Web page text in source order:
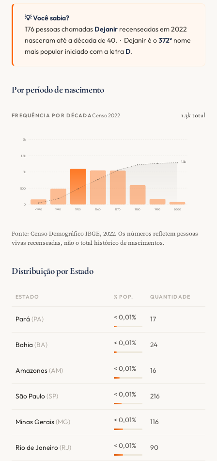
💡 Você sabia?
176 pessoas chamadas Dejanir recenseadas em 2022
nasceram até a década de 40. · Dejanir é o372º nome
mais popular iniciado com a letra D.
Por período de nascimento
FREQUÊNCIA POR DÉCADACenso 2022 1.3k total
0
500
1k
1.5k
2k
<1940 1940 1950 1960 1970 1980 1990 2000
1.3k
Fonte: Censo Demográfico IBGE, 2022. Os números refletem pessoas
vivas recenseadas, não o total histórico de nascimentos.
Distribuição por Estado
ESTADO % POP. QUANTIDADE
Pará (PA) < 0,01% 17
Bahia (BA) < 0,01% 24
Amazonas(AM) < 0,01% 16
São Paulo(SP) < 0,01% 216
Minas Gerais(MG) < 0,01% 116
Rio de Janeiro(RJ) < 0,01% 90